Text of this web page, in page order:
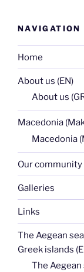
NAVIGATION
Home
About us (EN)
About us
Macedonia
Macedonia
Our community
Galleries
Links
The Aegean
Greek islands
The Aegean